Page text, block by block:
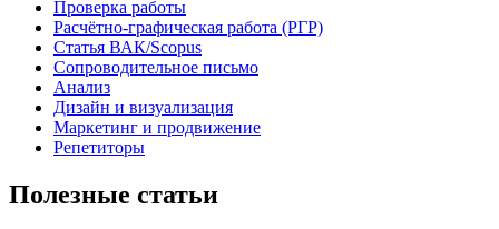
Проверка работы
Расчётно-графическая работа (РГР)
Статья ВАК/Scopus
Сопроводительное письмо
Анализ
Дизайн и визуализация
Маркетинг и продвижение
Репетиторы
Полезные статьи